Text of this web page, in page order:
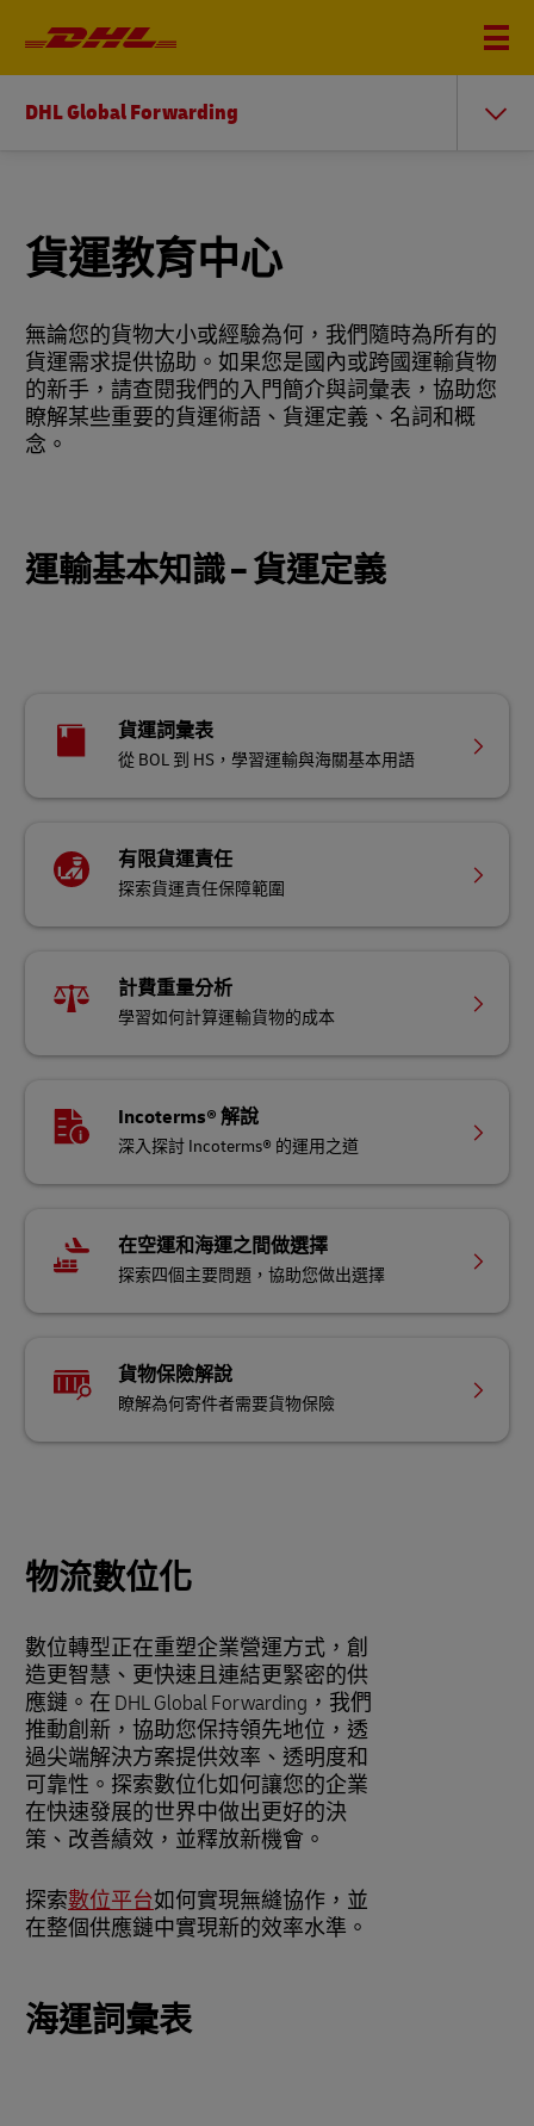
DHL Global Forwarding
貨運教育中心
無論您的貨物大小或經驗為何，我們隨時為所有的
貨運需求提供協助。如果您是國內或跨國運輸貨物
的新手，請查閱我們的入門簡介與詞彙表，協助您
瞭解某些重要的貨運術語、貨運定義、名詞和概
念。
運輸基本知識 – 貨運定義
貨運詞彙表
從 BOL 到 HS，學習運輸與海關基本用語
有限貨運責任
探索貨運責任保障範圍
計費重量分析
學習如何計算運輸貨物的成本
Incoterms® 解說
深入探討 Incoterms® 的運用之道
在空運和海運之間做選擇
探索四個主要問題，協助您做出選擇
貨物保險解說
瞭解為何寄件者需要貨物保險
物流數位化
數位轉型正在重塑企業營運方式，創
造更智慧、更快速且連結更緊密的供
應鏈。在 DHL Global Forwarding，我們
推動創新，協助您保持領先地位，透
過尖端解決方案提供效率、透明度和
可靠性。探索數位化如何讓您的企業
在快速發展的世界中做出更好的決
策、改善績效，並釋放新機會。
探索數位平台如何實現無縫協作，並
在整個供應鏈中實現新的效率水準。
海運詞彙表